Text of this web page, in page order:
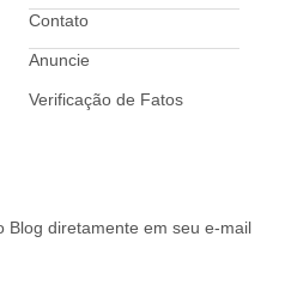
Contato
Anuncie
Verificação de Fatos
Blog diretamente em seu e-mail